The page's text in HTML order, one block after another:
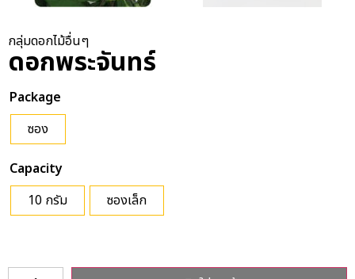
กลุ่มดอกไม้อื่นๆ
ดอกพระจันทร์
Package
ซอง
Capacity
10 กรัม
ซองเล็ก